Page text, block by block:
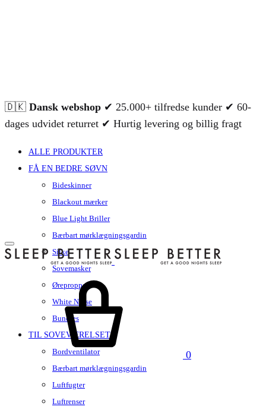
🇩🇰 Dansk webshop ✔ 25.000+ tilfredse kunder ✔ 60-
dages udvidet returret ✔ Hurtig levering og billig fragt
ALLE PRODUKTER
FÅ EN BEDRE SØVN
Bideskinner
Blackout mærker
Blue Light Briller
Bærbart mørklægningsgardin
Silke
Sovemasker
Ørepropper
White Noise
Bundles
TIL SOVEVÆRELSET
Bordventilator
Bærbart mørklægningsgardin
Luftfugter
Luftrenser
0